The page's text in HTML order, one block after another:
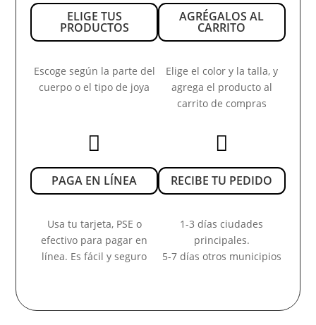
ELIGE TUS
PRODUCTOS
Escoge según la parte del
cuerpo o el tipo de joya
AGRÉGALOS AL
CARRITO
Elige el color y la talla, y
agrega el producto al
carrito de compras

PAGA EN LÍNEA
Usa tu tarjeta, PSE o
efectivo para pagar en
línea. Es fácil y seguro

RECIBE TU PEDIDO
1-3 días ciudades
principales.
5-7 días otros municipios